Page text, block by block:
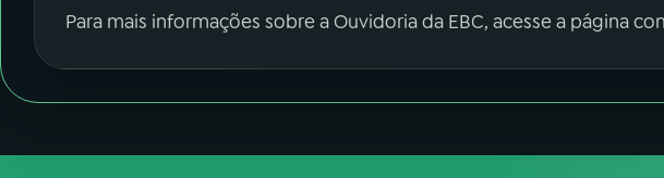
Para mais informações sobre a Ouvidoria da EBC, acesse a página